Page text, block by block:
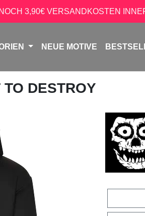
3,90€ VERSANDKOSTEN
NEUE MOTIVE
DESTROY